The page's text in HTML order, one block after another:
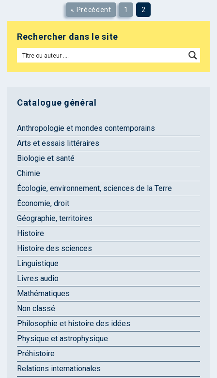
« Précédent 1 2
Rechercher dans le site
Catalogue général
Anthropologie et mondes contemporains
Arts et essais littéraires
Biologie et santé
Chimie
Écologie, environnement, sciences de la Terre
Économie, droit
Géographie, territoires
Histoire
Histoire des sciences
Linguistique
Livres audio
Mathématiques
Non classé
Philosophie et histoire des idées
Physique et astrophysique
Préhistoire
Relations internationales